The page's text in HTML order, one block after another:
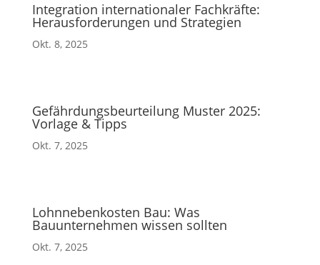
Integration internationaler Fachkräfte:
Herausforderungen und Strategien
Okt. 8, 2025
Gefährdungsbeurteilung Muster 2025:
Vorlage & Tipps
Okt. 7, 2025
Lohnnebenkosten Bau: Was
Bauunternehmen wissen sollten
Okt. 7, 2025